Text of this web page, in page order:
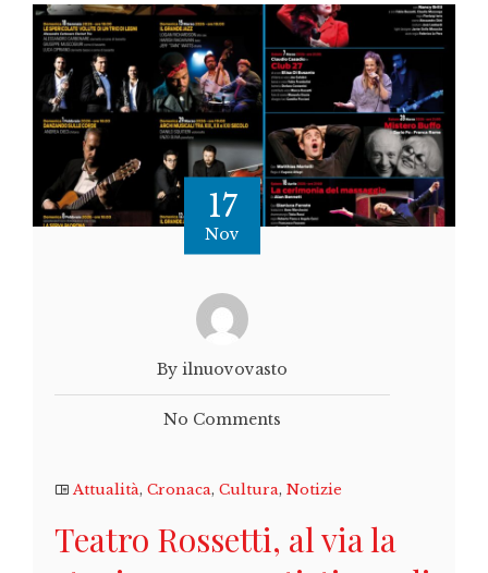
17
Nov
By ilnuovovasto
No Comments
Attualità, Cronaca, Cultura, Notizie
Teatro Rossetti, al via la